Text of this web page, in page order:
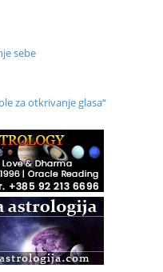
sebe
za otkrivanje glasa“
Online – otvoreno za
i Online